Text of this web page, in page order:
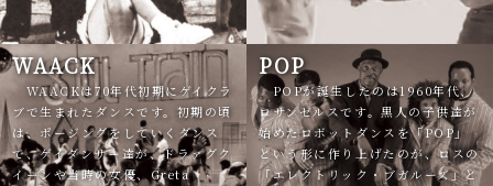
WAACK
WAACKは70年代初期にゲイクラ
ブで生まれたダンスです。初期の頃
は、ポージングをしていくダンス
で、ゲイダンサー達が、ドラァグク
イーンや当時の女優、Greta
POP
POPが誕生したのは1960年代、
ロサンゼルスです。黒人の子供達が
始めたロボットダンスを「POP」
という形に作り上げたのが、ロスの
「エレクトリック・ブガルーズ」と